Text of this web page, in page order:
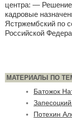
центра: — Решение
кадровые
Ястржембский по
Российской
МАТЕРИАЛЫ ПО
Батожок
Потехин